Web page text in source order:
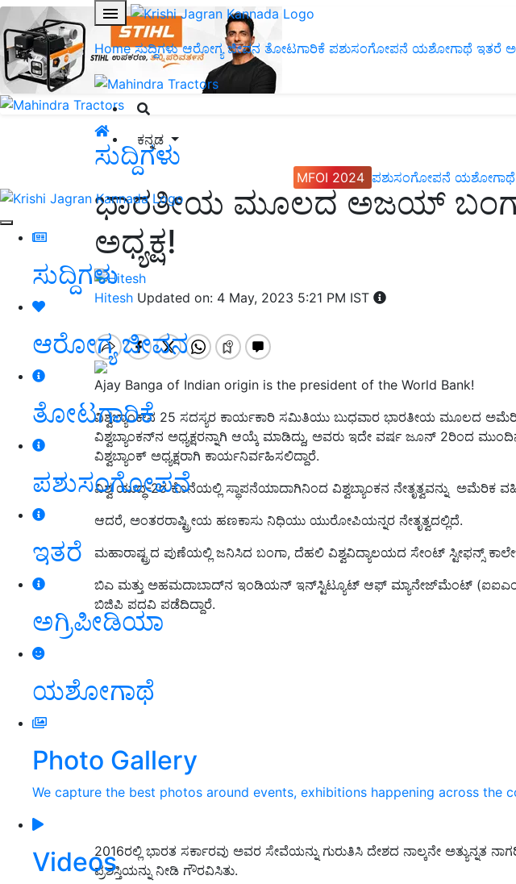
Home ಸುದ್ದಿಗಳು ಆರೋಗ್ಯ ಜೀವನ ತೋಟಗಾರಿಕೆ ಪಶುಸಂಗೋಪನೆ ಯಶೋಗಾಥೆ ಇತರೆ
ಕನ್ನಡ
MFOI 2024 ಪಶುಸಂಗೋಪನೆ ಯಶೋಗಾಥೆ
ಸುದ್ದಿಗಳು
ಆರೋಗ್ಯ ಜೀವನ
ತೋಟಗಾರಿಕೆ
ಪಶುಸಂಗೋಪನೆ
ಇತರೆ
ಅಗ್ರಿಪೀಡಿಯಾ
ಯಶೋಗಾಥೆ
Photo Gallery
We capture the best photos around events, exhibitions happening across the
Videos
ಸುದ್ದಿಗಳು
ಭಾರತೀಯ ಮೂಲದ ಅಜಯ್ ಬಂಗಾ
ಅಧ್ಯಕ್ಷ!
Hitesh Updated on: 4 May, 2023 5:21 PM IST
Ajay Banga of Indian origin is the president of the World Bank!
ವಿಶ್ವಬ್ಯಾಂಕ್‌ನ 25 ಸದಸ್ಯರ ಕಾರ್ಯಕಾರಿ ಸಮಿತಿಯು ಬುಧವಾರ ಭಾರತೀಯ ಮೂಲದ
ವಿಶ್ವಬ್ಯಾಂಕನ್‌ನ ಅಧ್ಯಕ್ಷರನ್ನಾಗಿ ಆಯ್ಕೆ ಮಾಡಿದ್ದು, ಅವರು ಇದೇ ವರ್ಷ ಜೂನ್‌ 2ರಿಂದ
ವಿಶ್ವಬ್ಯಾಂಕ್ ಅಧ್ಯಕ್ಷರಾಗಿ ಕಾರ್ಯನಿರ್ವಹಿಸಲಿದ್ದಾರೆ.
ವಿಶ್ವ ಯುದ್ಧ-2ರ ಕೊನೆಯಲ್ಲಿ ಸ್ಥಾಪನೆಯಾದಾಗಿನಿಂದ ವಿಶ್ವಬ್ಯಾಂಕನ ನೇತೃತ್ವವನ್ನು ಅಮೆರಿಕ
ಆದರೆ, ಅಂತರರಾಷ್ಟ್ರೀಯ ಹಣಕಾಸು ನಿಧಿಯು ಯುರೋಪಿಯನ್ನರ ನೇತೃತ್ವದಲ್ಲಿದೆ.
ಮಹಾರಾಷ್ಟ್ರದ ಪುಣೆಯಲ್ಲಿ ಜನಿಸಿದ ಬಂಗಾ, ದೆಹಲಿ ವಿಶ್ವವಿದ್ಯಾಲಯದ ಸೇಂಟ್ ಸ್ಟೀಫನ್ಸ್
ಬಿಎ ಮತ್ತು ಅಹಮದಾಬಾದ್‌ನ ಇಂಡಿಯನ್ ಇನ್‌ಸ್ಟಿಟ್ಯೂಟ್ ಆಫ್ ಮ್ಯಾನೇಜ್‌ಮೆಂಟ್
ಬಿಜಿಪಿ ಪದವಿ ಪಡೆದಿದ್ದಾರೆ.
2016ರಲ್ಲಿ ಭಾರತ ಸರ್ಕಾರವು ಅವರ ಸೇವೆಯನ್ನು ಗುರುತಿಸಿ ದೇಶದ ನಾಲ್ಕನೇ ಅತ್ಯುನ್ನತ
ಪ್ರಶಸ್ತಿಯನ್ನು ನೀಡಿ ಗೌರವಿಸಿತು.